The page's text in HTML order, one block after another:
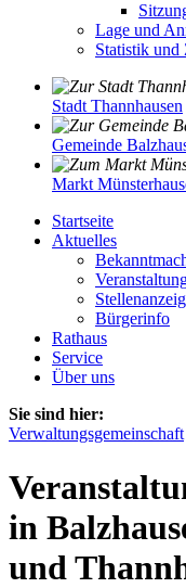
Lage und
Statistik und
Stadt Thannhausen
Gemeinde
Markt
Startseite
Aktuelles
Bürgerinfo
Rathaus
Service
Über uns
Sie sind hier:
Verwaltungsgemeinschaft
in
und